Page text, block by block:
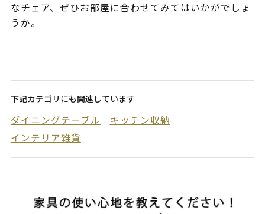
なチェア、ぜひお部屋に合わせてみてはいかがでしょ
うか。
下記カテゴリにも関連しています
ダイニングテーブル
キッチン収納
インテリア雑貨